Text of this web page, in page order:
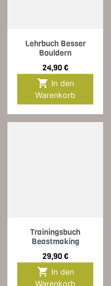
Lehrbuch Besser
Bouldern
Preis
24,90 €

Warenkorb
Trainingsbuch
Beastmaking
Preis
29,90 €

Warenkorb